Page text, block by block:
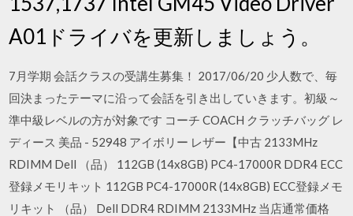
A01ドライバを更新しましょう。
7月学期 会話クラスの受講生募集！ 2017/06/20 少人数で、毎
回決まったテーマに沿って会話を引き出していきます。初級～
準中級レベルの方が対象です コーチ COACH クラッチバッグ レ
ディース 美品 - 52948 アイボリー レザー【中古 2133MHz
RDIMM Dell （品） 112GB (14x8GB) PC4-17000R DDR4 ECC
登録メモリキット 112GB PC4-17000R (14x8GB) ECC登録メモ
リキット （品） Dell DDR4 RDIMM 2133MHz 当店通常価格